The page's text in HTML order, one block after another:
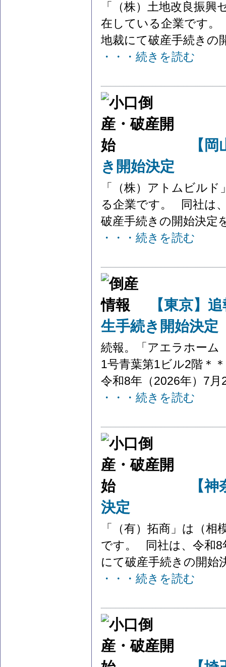
「（株）土地改良振
在している企業です。
地裁にて破産手続きの
・・・続きを読む
【
き開始決定
「（株）アトムビル
る企業です。 同社は
破産手続きの開始決定
・・・続きを読む
【東京】
生手続き開始決
続報。「アエラホーム
1号青葉第1ビル2階＊
令和8年（2026年）7
・・・続きを読む
【
決定
「（有）拓商」は（
です。 同社は、令和8
にて破産手続きの開始
・・・続きを読む